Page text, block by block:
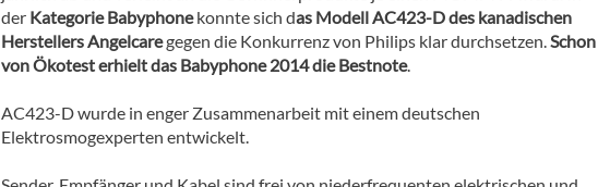
der Kategorie Babyphonekonnte sich das Modell AC423-D des kanadischen
Herstellers Angelcaregegen die Konkurrenz von Philips klar durchsetzen.Schon
von Ökotest erhielt das Babyphone 2014 die Bestnote.
AC423-D wurde in enger Zusammenarbeit mit einem deutschen
Elektrosmogexperten entwickelt.